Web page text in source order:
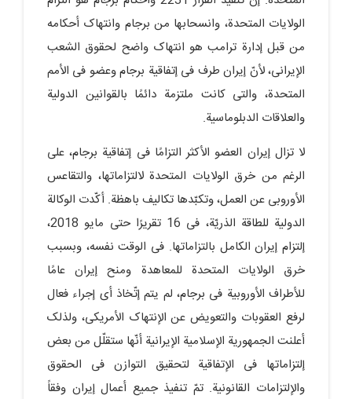
الولایات المتحدة، وانسحابها من برجام وانتهاک أحکامه
من قبل إدارة ترامب هو انتهاک واضح لحقوق الشعب
الإیرانی، لأنّ إیران طرف فی إتفاقیة برجام وعضو فی الأمم
المتحدة، والتی کانت ملتزمة دائمًا بالقوانین الدولیة
والعلاقات الدبلوماسیة.
لا تزال إیران العضو الأکثر التزامًا فی إتفاقیة برجام، على
الرغم من خرق الولایات المتحدة لالتزاماتها، والتقاعس
الأوروبی عن العمل، وتکبّدها تکالیف باهظة. أکّدت الوکالة
الدولیة للطاقة الذریّة، فی 16 تقریرًا حتى مایو 2018،
إلتزام إیران الکامل بالتزاماتها. فی الوقت نفسه، وبسبب
خرق الولایات المتحدة للمعاهدة ومنح إیران عامًا
للأطراف الأوروبیة فی برجام، لم یتم إتّخاذ أی إجراء فعال
لرفع العقوبات والتعویض عن الإنتهاک الأمریکی، ولذلک
أعلنت الجمهوریة الإسلامیة الإیرانیة أنّها ستقلّل من بعض
إلتزاماتها فی الإتفاقیة لتحقیق التوازن فی الحقوق
والإلتزامات القانونیة. تمّ تنفیذ جمیع أعمال إیران وفقاً